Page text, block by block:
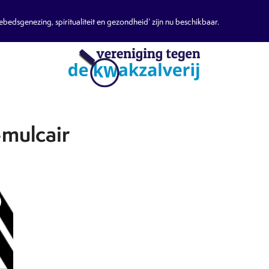
spiritualiteit en gezondheid’ zijn nu beschikbaar.